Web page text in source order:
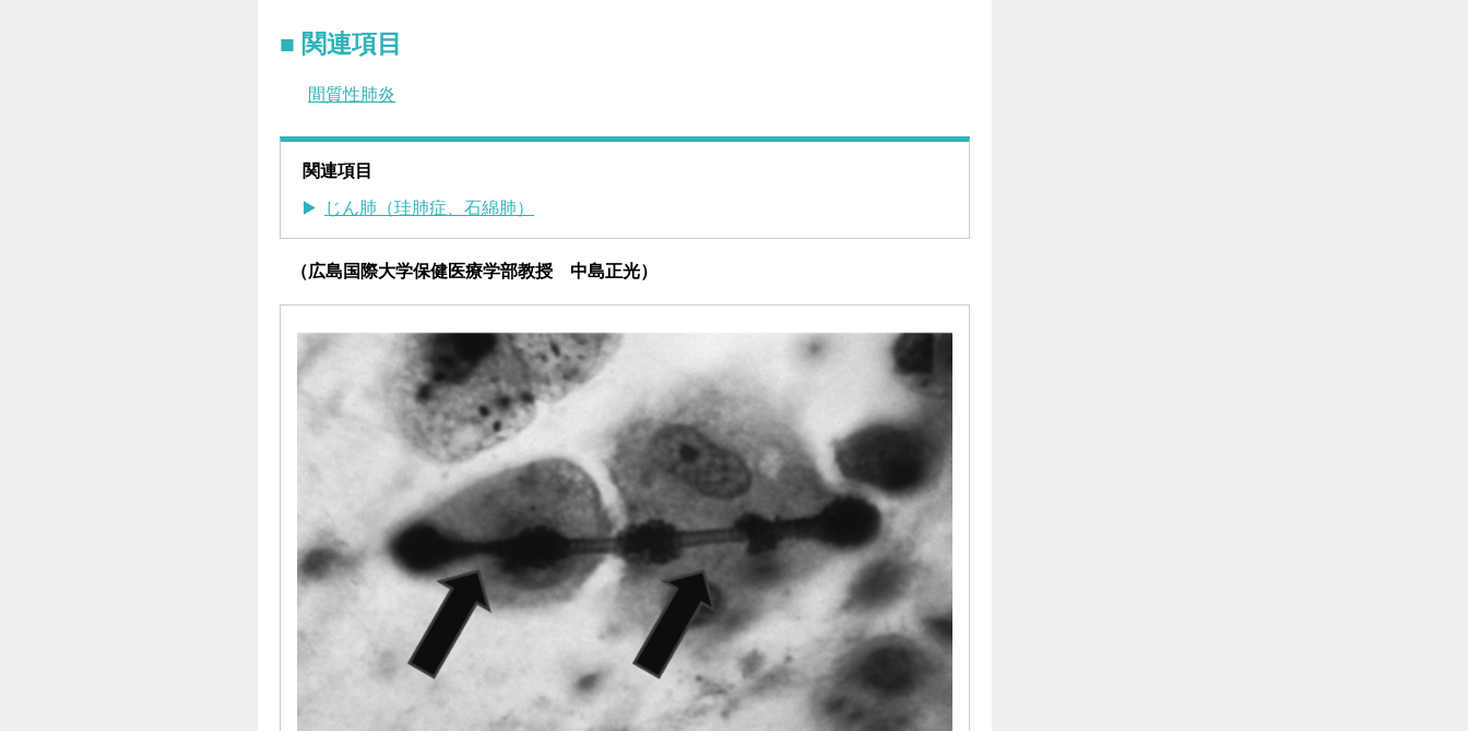
関連項目
間質性肺炎
関連項目
じん肺（珪肺症、石綿肺）
（広島国際大学保健医療学部教授 中島正光）